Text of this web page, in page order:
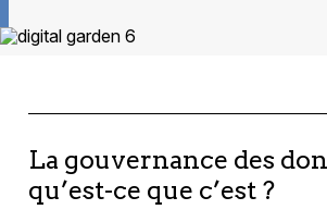
La gouvernance des
qu’est-ce que c’est ?